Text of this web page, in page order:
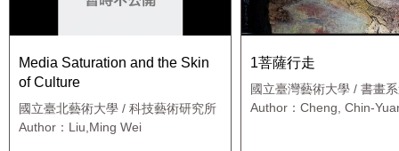
Media Saturation and the Skin
of Culture
國立臺北藝術大學 / 科技藝術研究所
Author：Liu,Ming Wei
1菩薩行走
國立臺灣藝術大學 / 書畫
碩士班
Author：Cheng, Chin-